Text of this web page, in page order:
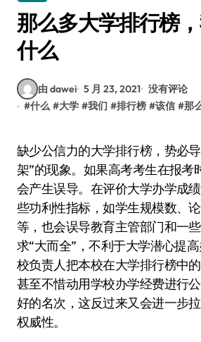
那么多大学排行榜
什么
由 dawei 5 月 23, 2021 没有评论
#什么 #大学 #我们 #排行榜 #该信 #那
缺少公信力的大学排行榜，势必导致各版本互相“掐
架”的现象。如果高考考生在报考
会产生误导。在评价大学办学成
些功利性指标，如学生规模数、
等，也会误导教育主管部门和一
求“大而全”，不利于大学潜心提
校负责人把本校在大学排行榜中
甚至不惜动用学校办学经费进行
好的名次，这反过来又会进一步
权威性。